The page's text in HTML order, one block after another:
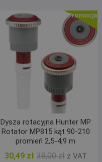
Promocja!
Dysza rotacyjna Hunter MP
Rotator MP815 kąt 90-210
promień 2,5-4,9 m
38,00zł Pierwotna
30,49 zł
Aktualna
z VAT